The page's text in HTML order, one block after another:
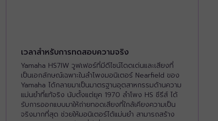
เวลาสำหรับการทดสอบความจริง
Yamaha HS7IW วูฟเฟอร์ที่มีดีไซน์โดดเด่นและเสียงที่
เป็นเอกลักษณ์เฉพาะในลำโพงมอนิเตอร์ Nearfield ของ
Yamaha ได้กลายมาเป็นมาตรฐานอุตสาหกรรมด้านความ
แม่นยำที่แท้จริง นับตั้งแต่ยุค 1970 ลำโพง HS ซีรีส์ ได้
รับการออกแบบมาให้ถ่ายทอดเสียงที่ใกล้เคียงความเป็น
จริงมากที่สุด ช่วยให้มอนิเตอร์ได้แม่นยำ สามารถสร้าง